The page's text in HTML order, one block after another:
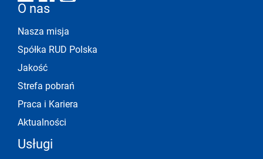
O nas
Nasza misja
Spółka RUD Polska
Jakość
Strefa pobrań
Praca i Kariera
Aktualności
Usługi